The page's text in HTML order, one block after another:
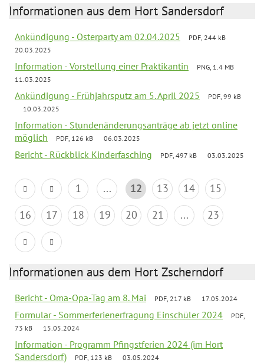
Informationen aus dem Hort Sandersdorf
Ankündigung - Osterparty am 02.04.2025
PDF, 244 kB
20.03.2025
Information - Vorstellung einer Praktikantin
PNG, 1.4 MB
11.03.2025
Ankündigung - Frühjahrsputz am 5. April 2025
PDF, 99 kB
10.03.2025
Information - Stundenänderungsanträge ab jetzt online
möglich
PDF, 126 kB 06.03.2025
Bericht - Rückblick Kinderfasching PDF, 497 kB 03.03.2025
1 ... 12 13 14
15
16
17 18 19 20 21 ... 23
Informationen aus dem Hort Zscherndorf
Bericht - Oma-Opa-Tag am 8. Mai PDF, 217 kB 17.05.2024
Formular - Sommerferienerfragung Einschüler 2024
PDF,
73 kB
15.05.2024
Information - Programm Pfingstferien 2024 (im Hort
Sandersdorf)
PDF, 123 kB 03.05.2024